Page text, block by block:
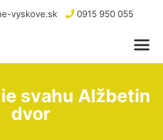
vyskove.sk 0915 950 055
svahu Alžbetin
dvor